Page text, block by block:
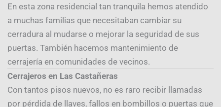
En esta zona residencial tan tranquila hemos atendido
a muchas familias que necesitaban cambiar su
cerradura al mudarse o mejorar la seguridad de sus
puertas. También hacemos mantenimiento de
cerrajería en comunidades de vecinos.
Cerrajeros en Las Castañeras
Con tantos pisos nuevos, no es raro recibir llamadas
por pérdida de llaves, fallos en bombillos o puertas que